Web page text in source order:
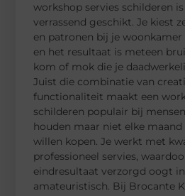
workshop servies schilderen
verrassend geschikt. Je kiest
en patronen bij je woonkamer
en het resultaat is meteen
kom of mok die je
Juist die combinatie van
functionaliteit maakt een
schilderen populair bij
houden maar niet elke
willen kopen. Je werkt met
professioneel servies,
eindresultaat verzorgd oogt
amateuristisch. Bij Brocante